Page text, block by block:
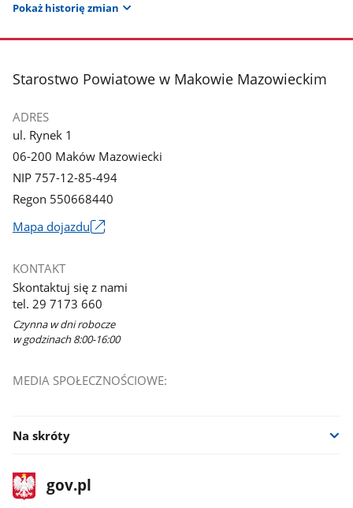
Pokaż historię zmian
stopka
Starostwo Powiatowe w Makowie Mazowieckim
ADRES
ul. Rynek 1
06-200 Maków Mazowiecki
NIP 757-12-85-494
Regon 550668440
Mapa dojazduLink
nowym
oknie
KONTAKT
Skontaktuj się z nami
tel. 29 7173 660
Czynna w dni robocze
w godzinach 8:00-16:00
MEDIA SPOŁECZNOŚCIOWE:
Na skróty
stopka
gov.plStrona
gov.pl